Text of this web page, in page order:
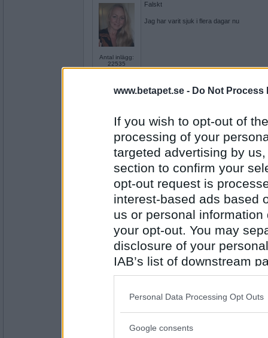
www.betapet.se - Do Not Process
If you wish to opt-out of
processing of your
targeted advertising by
section to confirm your
opt-out request is
interest-based ads based
us or personal
your opt-out. You may
disclosure of your
IAB’s list of downstream
also be disclosed by us
Downstream Participants
Please note that this
Personal Data Processing Opt Outs
Google consents
Antal inlägg:
22535
Falskt
Jag har varit sjuk i flera dagar nu
2466
Falskt
Antal inlägg:
22535
Falskt
Jag har ett julbord i helgen att se fram
Jag har ett barnkalas att gå till på Lördag